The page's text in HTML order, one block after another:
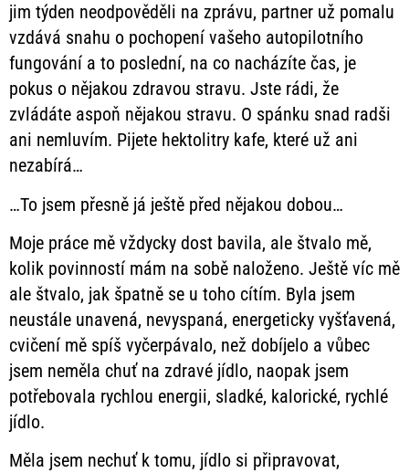
jim týden neodpověděli na zprávu, partner už pomalu
vzdává snahu o pochopení vašeho autopilotního
fungování a to poslední, na co nacházíte čas, je
pokus o nějakou zdravou stravu. Jste rádi, že
zvládáte aspoň nějakou stravu. O spánku snad radši
ani nemluvím. Pijete hektolitry kafe, které už ani
nezabírá…
…To jsem přesně já ještě před nějakou dobou…
Moje práce mě vždycky dost bavila, ale štvalo mě,
kolik povinností mám na sobě naloženo. Ještě víc mě
ale štvalo, jak špatně se u toho cítím. Byla jsem
neustále unavená, nevyspaná, energeticky vyšťavená,
cvičení mě spíš vyčerpávalo, než dobíjelo a vůbec
jsem neměla chuť na zdravé jídlo, naopak jsem
potřebovala rychlou energii, sladké, kalorické, rychlé
jídlo.
Měla jsem nechuť k tomu, jídlo si připravovat,